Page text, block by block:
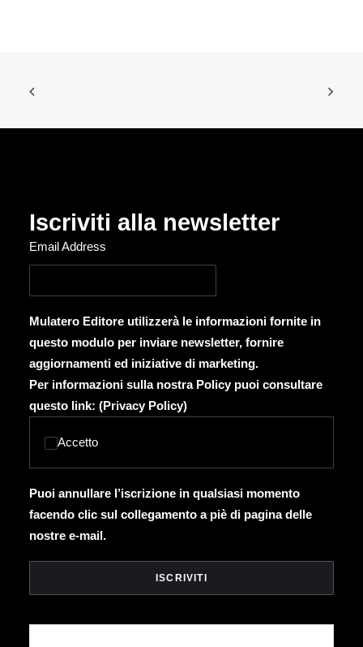
Iscriviti alla newsletter
Email Address
Mulatero Editore utilizzerà le informazioni fornite in
questo modulo per inviare newsletter, fornire
aggiornamenti ed iniziative di marketing.
Per informazioni sulla nostra Policy puoi consultare
questo link: (Privacy Policy)
Accetto
Puoi annullare l’iscrizione in qualsiasi momento
facendo clic sul collegamento a piè di pagina delle
nostre e-mail.